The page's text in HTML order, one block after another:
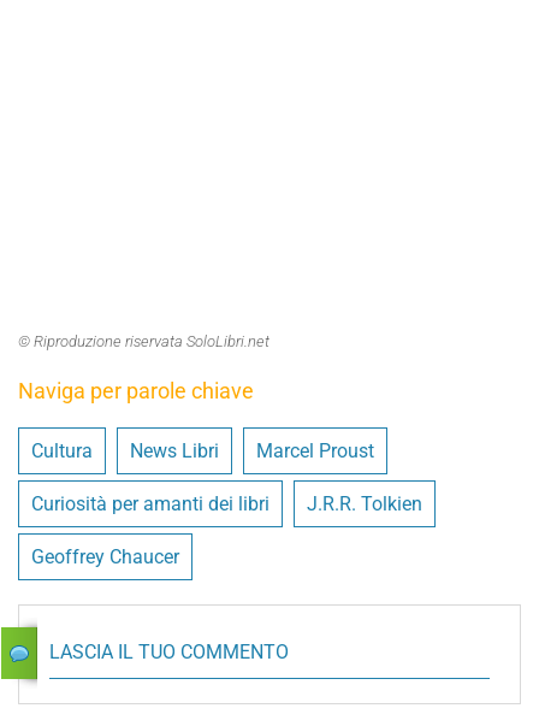
© Riproduzione riservata SoloLibri.net
Naviga per parole chiave
Cultura News Libri Marcel Proust
Curiosità per amanti dei libri J.R.R. Tolkien
Geoffrey Chaucer
LASCIA IL TUO COMMENTO